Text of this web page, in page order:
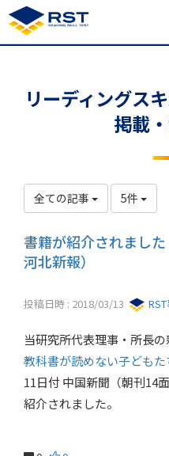
リーディングス
掲載
全ての記事 5件
書籍が紹介されまし
河北新報）
投稿日時 : 2018/03/13
当研究所代表理事・所長
教科書が読めない子どもた
11日付 中国新聞（朝刊14
紹介されました。